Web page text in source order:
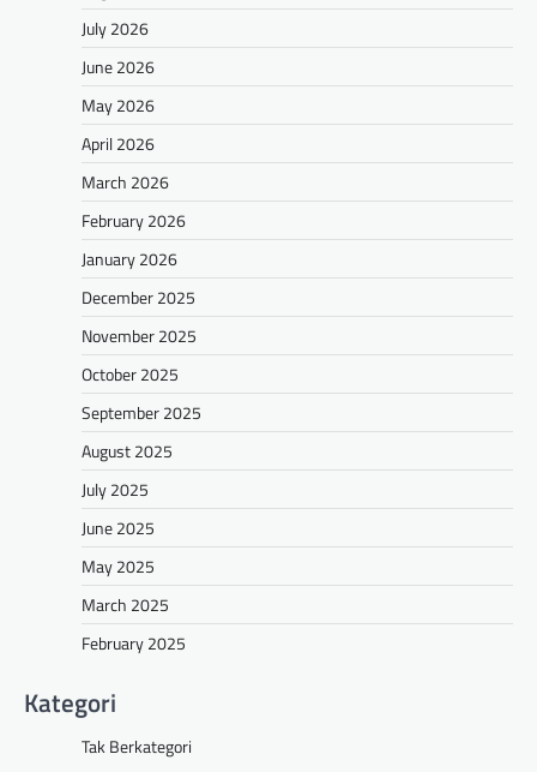
July 2026
June 2026
May 2026
April 2026
March 2026
February 2026
January 2026
December 2025
November 2025
October 2025
September 2025
August 2025
July 2025
June 2025
May 2025
March 2025
February 2025
Kategori
Tak Berkategori